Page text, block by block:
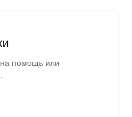
помощь или